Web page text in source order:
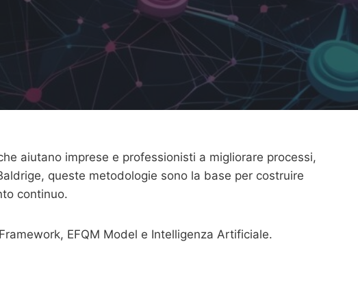
aiutano imprese e professionisti a migliorare processi,
queste metodologie sono la base per costruire
continuo.
EFQM Model e Intelligenza Artificiale.